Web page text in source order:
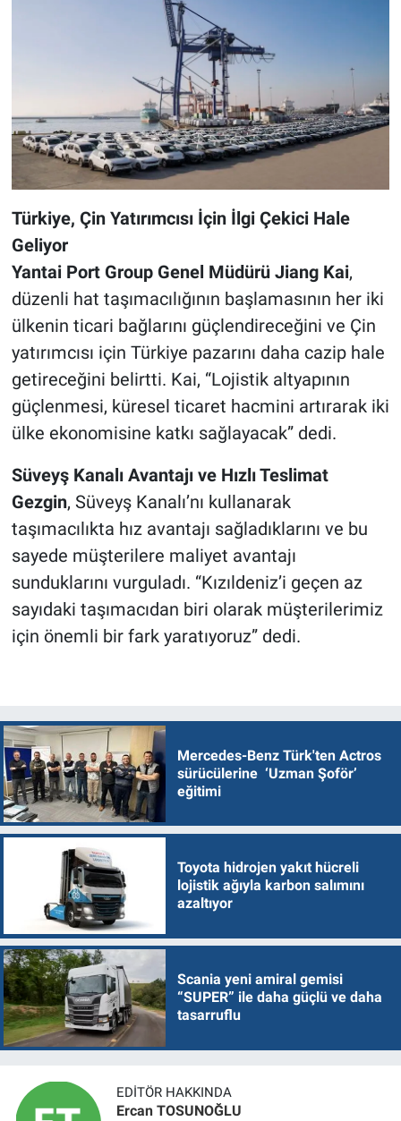
Türkiye, Çin Yatırımcısı İçin İlgi Çekici Hale
Geliyor
Yantai Port Group Genel Müdürü Jiang Kai,
düzenli hat taşımacılığının başlamasının her iki
ülkenin ticari bağlarını güçlendireceğini ve Çin
yatırımcısı için Türkiye pazarını daha cazip hale
getireceğini belirtti. Kai, “Lojistik altyapının
güçlenmesi, küresel ticaret hacmini artırarak iki
ülke ekonomisine katkı sağlayacak” dedi.
Süveyş Kanalı Avantajı ve Hızlı Teslimat
Gezgin, Süveyş Kanalı’nı kullanarak
taşımacılıkta hız avantajı sağladıklarını ve bu
sayede müşterilere maliyet avantajı
sunduklarını vurguladı. “Kızıldeniz’i geçen az
sayıdaki taşımacıdan biri olarak müşterilerimiz
için önemli bir fark yaratıyoruz” dedi.
Mercedes-Benz Türk'ten Actros
sürücülerine ‘Uzman Şoför’
eğitimi
Toyota hidrojen yakıt hücreli
lojistik ağıyla karbon salımını
azaltıyor
Scania yeni amiral gemisi
“SUPER” ile daha güçlü ve daha
tasarruflu
EDITÖR HAKKINDA
Ercan TOSUNOĞLU